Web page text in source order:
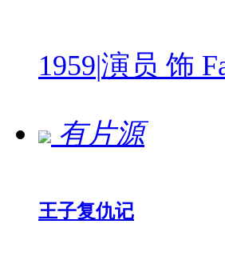
1959|演员 饰
有片源
王子复仇记